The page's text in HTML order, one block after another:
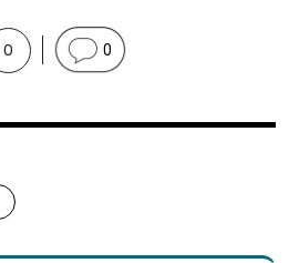
0 0